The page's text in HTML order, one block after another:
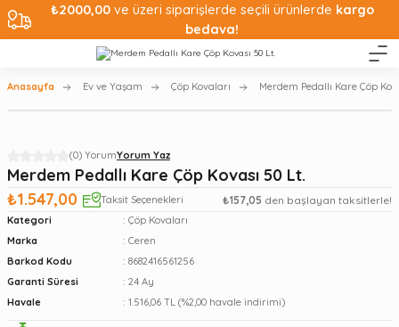
₺2000,00ve üzeri siparişlerde seçili ürünlerde kargo
bedava!
Anasayfa Ev ve Yaşam Çöp Kovaları Merdem Pedallı Kare Çöp
(0) YorumYorum Yaz
Merdem Pedallı Kare Çöp Kovası 50 Lt.
₺1.547,00
Taksit Seçenekleri ₺157,05 den başlayan taksitlerle!
Kategori
Çöp Kovaları
Marka
Ceren
Barkod Kodu
8682416561256
Garanti Süresi
24 Ay
Havale
1.516,06 TL (%2,00 havale indirimi)